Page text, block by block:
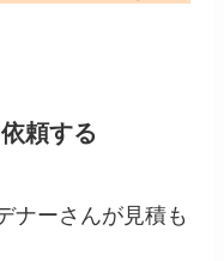
頼する
ナーさんが見積も